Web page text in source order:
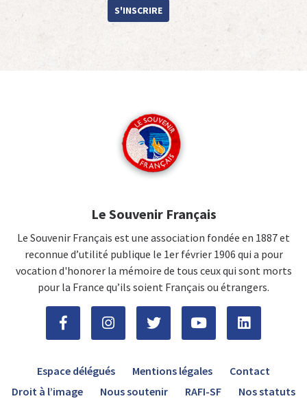
S'INSCRIRE
Le Souvenir Français
Le Souvenir Français est une association fondée en 1887 et
reconnue d’utilité publique le 1er février 1906 qui a pour
vocation d'honorer la mémoire de tous ceux qui sont morts
pour la France qu’ils soient Français ou étrangers.
Espace délégués Mentions légales
Contact
Droit à l’image
Nous soutenir RAFI-SF Nos statuts